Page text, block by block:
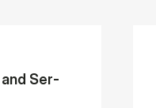
and Ser­